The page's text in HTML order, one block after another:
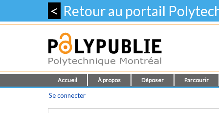
< Retour au portail
Accueil À propos Déposer Parcourir
Se connecter